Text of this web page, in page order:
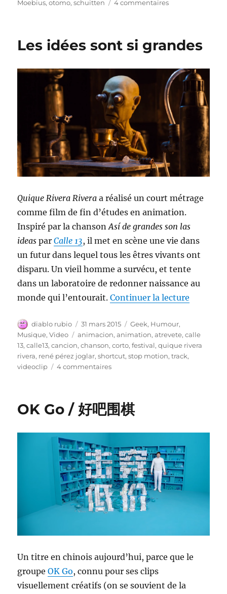
Moebius,otomo,schuitten 4 commentairessur
bien
à
l’ambiance
étrange
Les idées sont si grandes
Quique Rivera Rivera a réalisé un court métrage
comme film de fin d’études en animation.
Inspiré par la chansonAsí de grandes son las
ideas parCalle 13, il met en scène une vie dans
un futur dans lequel tous les êtres vivants ont
disparu. Un vieil homme a survécu, et tente
dans un laboratoire de redonner naissance au
monde qui l’entourait.Continuer la lecture
Auteur
diablo rubio
Publié
le
31 mars 2015 Catégories
Geek, Humour,
Musique,Video Étiquettes
animacion,animation,atrevete,calle
13,calle13,cancion,chanson,corto,festival,quique rivera
rivera, rené pérez joglar,shortcut,stop motion,track,
videoclip
4 commentairessur
si
OK Go / 好吧围棋
Un titre en chinois aujourd’hui, parce que le
groupeOK Go, connu pour ses clips
visuellement créatifs (on se souvient de la